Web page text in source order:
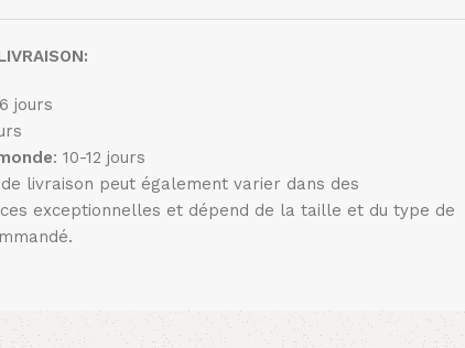
jours
: 10-12 jours
livraison peut également varier dans des
exceptionnelles et dépend de la taille et du type de